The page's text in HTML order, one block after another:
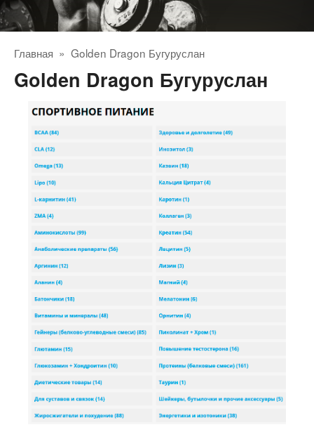
Главная » Golden Dragon Бугуруслан
Golden Dragon Бугуруслан